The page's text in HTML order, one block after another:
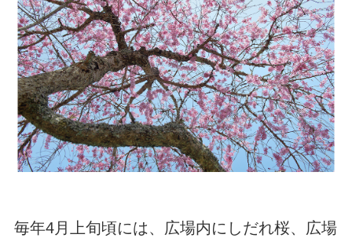
毎年4月上旬頃には、広場内にしだれ桜、広場